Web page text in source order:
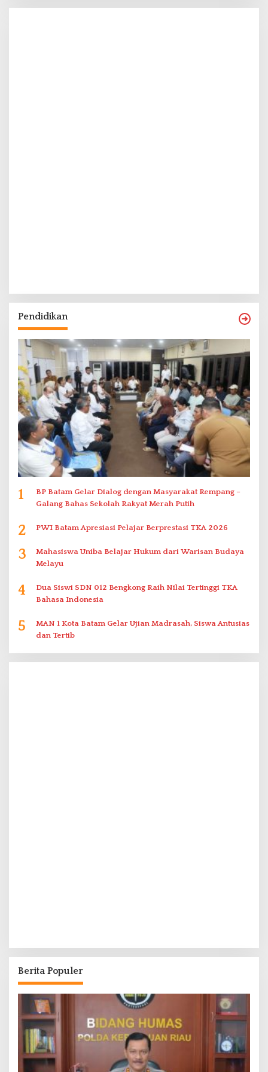
Pendidikan
1
BP Batam Gelar Dialog dengan Masyarakat Rempang –
Galang Bahas Sekolah Rakyat Merah Putih
2 PWI Batam Apresiasi Pelajar Berprestasi TKA 2026
3
Mahasiswa Uniba Belajar Hukum dari Warisan Budaya
Melayu
4
Dua Siswi SDN 012 Bengkong Raih Nilai Tertinggi TKA
Bahasa Indonesia
5
MAN 1 Kota Batam Gelar Ujian Madrasah, Siswa Antusias
dan Tertib
Berita Populer